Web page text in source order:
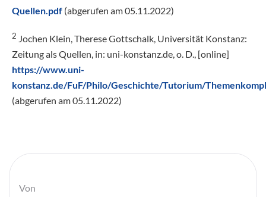
Quellen.pdf (abgerufen am 05.11.2022)
2 Jochen Klein, Therese Gottschalk, Universität Konstanz:
Zeitung als Quellen, in: uni-konstanz.de, o. D., [online]
https://www.uni-
konstanz.de/FuF/Philo/Geschichte/Tutorium/
(abgerufen am 05.11.2022)
Von